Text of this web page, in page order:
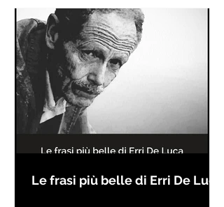
Le frasi più belle di Erri De Luca